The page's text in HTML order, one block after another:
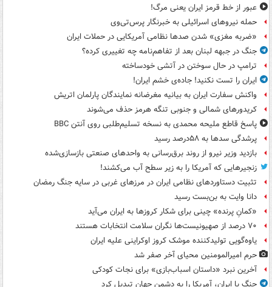
عبور از خط قرمز ایران یعنی مرگ!
حمله نیروهای اسرائیلی به خبرنگار پرس‌تی‌وی
«ضربه مغزی» شدن صدها نظامی آمریکایی در حملات ایران
جنگ در جبهه لبنان بعد از تفاهم‌نامه چه تغییری کرده؟
ترامپ در حال سوختن در آتشی خودساخته
ایران را تست نکنید! جاده‌ی خشم ایران!
واکنش سفارت ایران به بیانیه مغرضانه نمایندگان پارلمان اتریش
کریدورهای شمالی و جنوبی تنگه هرمز حذف می‌شوند
پاسخ قاطع ملیحه محمدی به نسخه تسلیم‌طلبی روی آنتن BBC
پرشدگی سدها به ۵۸درصد رسید
بازدید وزیر نیرو از روند برق‌رسانی به واحدهای صنعتی بازسازی‌شده
زنجیرهایی که آمریکا را به زیر سطح آب می‌کشند!
تثبیت دستاوردهای نظامی ایران در مرزهای غربی در سایه جنگ رمضان
دانا وایت به بن‌بست رسید
«کمانِ پرنده» چینی برای شکار کروزها به ایران می‌آید
۷۰ درصد از صهیونیست‌ها نگران سلامت انتخابات هستند
یاوه‌گویی تولیدکننده موشک کروز اوکراینی علیه ایران
حرم امیرالمومنین محیای آخر صفر شد
آخرین نبرد «داستان اسباب‌بازی» برای نجات کودکی
جنگ با ایران، آمریکا را به دشمن جهان تبدیل کرد